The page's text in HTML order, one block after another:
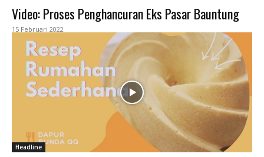
Video: Proses Penghancuran Eks Pasar Bauntung
15 Februari 2022
Headline